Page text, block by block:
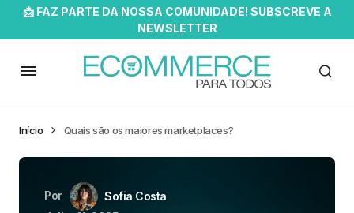
📩 FAZ PARTE DA NOSSA COMUNIDADE! SUBSCREVE A
NEWSLETTER
Início Quais são os maiores marketplaces?
Por
Sofia Costa